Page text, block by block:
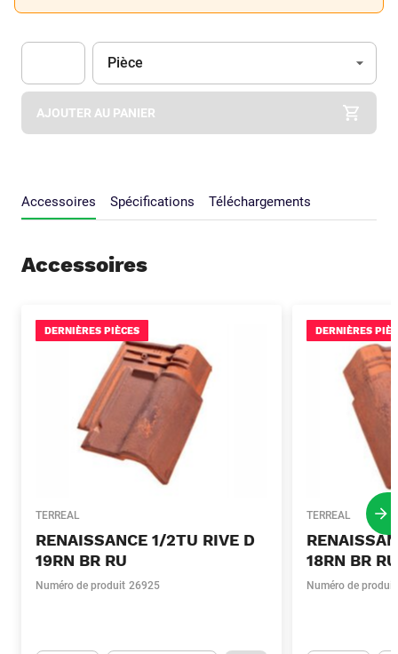
Apok.Product.Detail.AddToCart.Quantity (Optionnel)
Unité
Pièce
AJOUTER AU PANIER
Accessoires Spécifications Téléchargements
Accessoires
DERNIÈRES PIÈCES
TERREAL
RENAISSANCE 1/2TU RIVE D
19RN BR RU
Numéro de produit 26925
DERNIÈRES
TERREAL
18RN BR RU
Numéro de produit